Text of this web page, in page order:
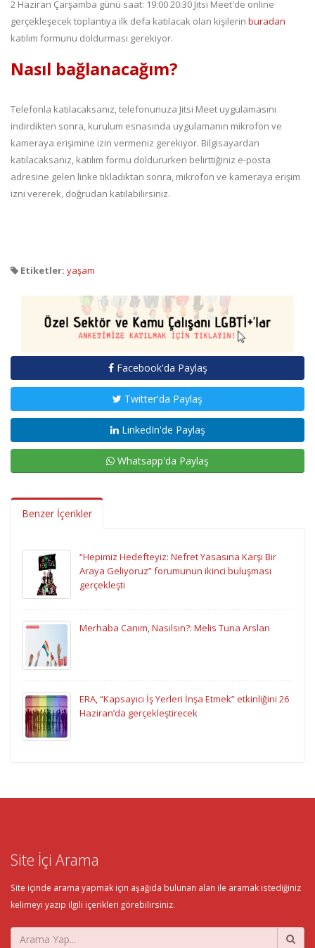
2 Haziran Çarşamba günü saat: 19:00 20:30 Jitsi Meet'de online
gerçekleşecek toplantıya ilk defa katılacak olan kişilerin buradan
katılım formunu doldurması gerekiyor.
Nasıl bağlanacağım?
Telefonla katılacaksanız, telefonunuza Jitsi Meet uygulamasını
indirdikten sonra, kurulum esnasında uygulamanın mikrofon ve
kameraya erişimine izin vermeniz gerekiyor. Bilgisayardan
katılacaksanız, katılım formu doldururken belirttiğiniz e-posta
adresine gelen linke tıkladıktan sonra, mikrofon ve kameraya erişim
izni vererek, doğrudan katılabilirsiniz.
Etiketler: yaşam
Facebook'da Paylaş
Twitter'da Paylaş
LinkedIn'de Paylaş
Whatsapp'da Paylaş
Benzer İçerikler
“Hepimiz Hedefteyiz: Nefret Yasasına Karşı Bir
Araya Geliyoruz” forumunun ikinci buluşması
gerçekleşti
Merhaba Canım, Nasılsın?: Melis Tuna Arslan
ERA, “Kapsayıcı İş Yerleri İnşa Etmek” etkinliğini 26
Haziran’da gerçekleştirecek
Site İçi Arama
Site içinde arama yapmak için aşağıda bulunan alan ile aramak istediğiniz
kelimeyi yazıp ilgili içerikleri görebilirsiniz.